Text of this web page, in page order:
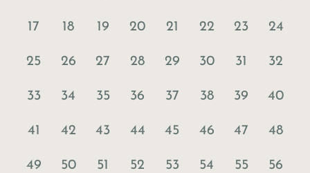
17 18 19 20 21 22 23 24
25 26 27 28 29 30 31 32
33 34 35 36 37 38 39 40
41 42 43 44 45 46 47 48
49 50 51 52 53 54 55 56